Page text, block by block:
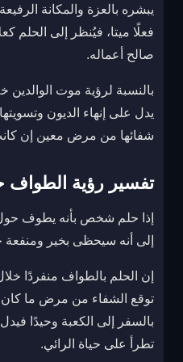
يبشره بالعزة والمكانة
فعلًا ميتا، فيُنظر إلى الحلم
صالح أعماله.
بالنسبة لرؤية موت
يدل على إنهاء الديون
شفائها من مرض معين إن
تفسير رؤية الطواف
إذا حلم شخص بأنه يطوف حول
إلى أنه سيحظى بخير
إن الحلم بالطواف منفردًا
توقع الشفاء من مرض ما كان
بالسفر إلى الكعبة وحيدًا
تطرأ على حياة الرائي.